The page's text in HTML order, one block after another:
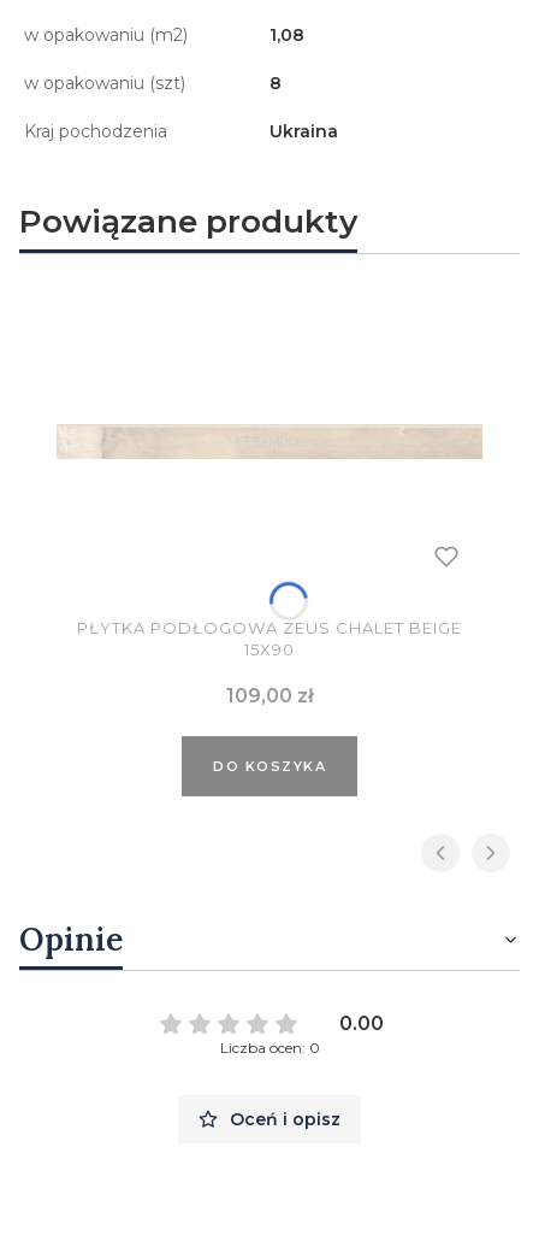
w opakowaniu (m2) 1,08
w opakowaniu (szt) 8
Kraj pochodzenia Ukraina
Powiązane produkty
PŁYTKA PODŁOGOWA ZEUS CHALET BEIGE
15X90
Cena
109,00 zł
DO KOSZYKA
Opinie
0.00
Liczba ocen: 0
Oceń i opisz